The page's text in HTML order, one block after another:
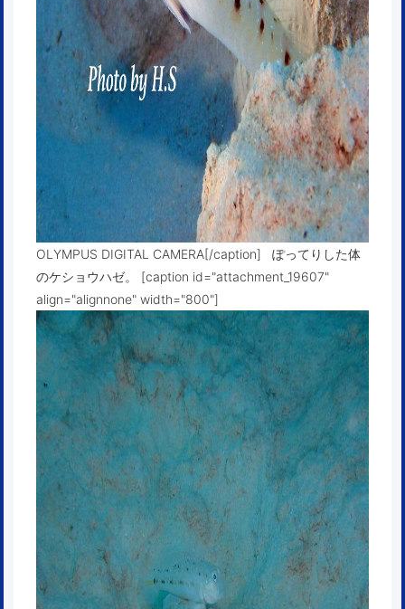
OLYMPUS DIGITAL CAMERA[/caption] ぽってりした体
のケショウハゼ。 [caption id="attachment_19607"
align="alignnone" width="800"]